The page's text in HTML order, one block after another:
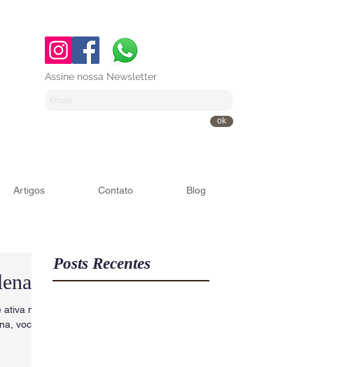
Assine nossa Newsletter
ok
Artigos Contato Blog
no
você
Posts Recentes